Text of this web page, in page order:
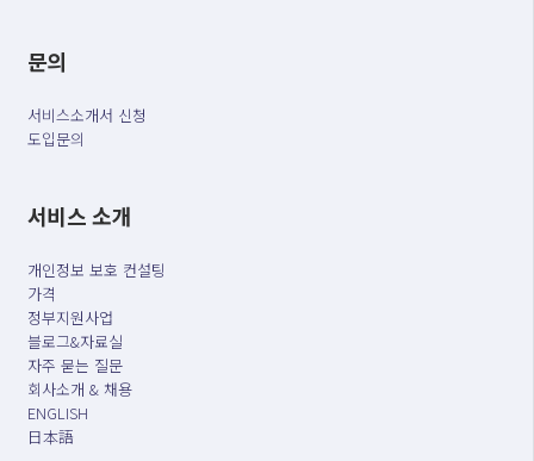
문의
서비스소개서 신청
도입문의
서비스 소개
개인정보 보호 컨설팅
가격
정부지원사업
블로그&자료실
자주 묻는 질문
회사소개 & 채용
ENGLISH
日本語